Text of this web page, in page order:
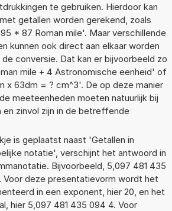
te gebruiken. Hierdoor kan
getallen worden gerekend, zoals
* 87 Roman mile'. Maar verschillende
kunnen ook direct aan elkaar worden
conversie. Dat kan er bijvoorbeeld zo
mile + 4 Astronomische eenheid' of
x 63dm = ? cm^3'. De op deze manier
meeteenheden moeten natuurlijk bij
en zinvol zijn in de betreffende
is geplaatst naast 'Getallen in
notatie', verschijnt het antwoord in
Bijvoorbeeld, 5,097 481 435
. Voor deze presentatievorm wordt het
in een exponent, hier 20, en het
hier 5,097 481 435 094 4. Voor